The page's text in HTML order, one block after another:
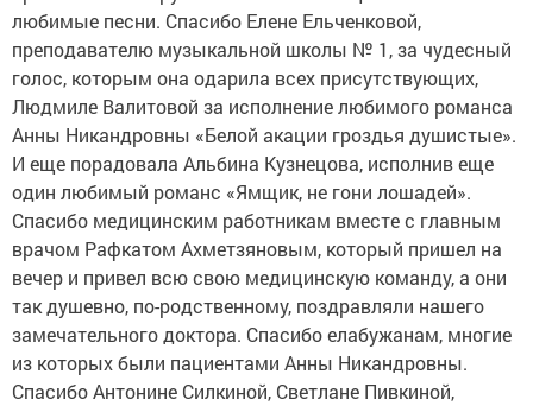
любимые песни. Спасибо Елене Ельченковой,
преподавателю музыкальной школы № 1, за чудесный
голос, которым она одарила всех присутствующих,
Людмиле Валитовой за исполнение любимого романса
Анны Никандровны «Белой акации гроздья душистые».
И еще порадовала Альбина Кузнецова, исполнив еще
один любимый романс «Ямщик, не гони лошадей».
Спасибо медицинским работникам вместе с главным
врачом Рафкатом Ахметзяновым, который пришел на
вечер и привел всю свою медицинскую команду, а они
так душевно, по-родственному, поздравляли нашего
замечательного доктора. Спасибо елабужанам, многие
из которых были пациентами Анны Никандровны.
Спасибо Антонине Силкиной, Светлане Пивкиной,